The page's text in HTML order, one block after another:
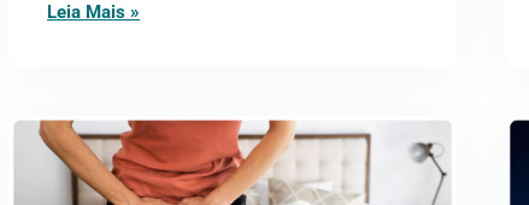
Leia Mais »